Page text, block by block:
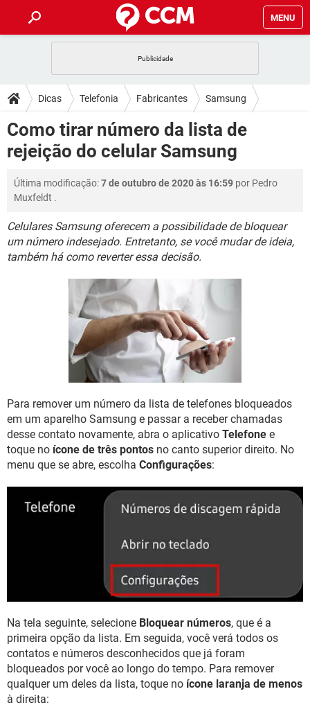
MENU
CELULAR FACEBOOK
OUTLOOK EXCEL
INSTAGRAM GMAIL
DICAS
JOGOS WHATSAPP
CELULAR FACEBOOK
OUTLOOK
INSTAGRAM GMAIL
DOWNLOADS
JOGOS WHATSAPP
OUTLOOK
INSTAGRAM GMAIL
GUIA DE COMPRAS
FÓRUM
JOGOS WHATSAPP
OUTLOOK EXCEL
INSTAGRAM GMAIL
GUIA DE COMPRAS
GLOSSÁRIO
JOGOS WHATSAPP
CELULAR FACEBOOK
GUIA DE COMPRAS
Dicas Telefonia Fabricantes Samsung
Como tirar número da lista de
rejeição do celular Samsung
Última modificação:7 de outubro de 2020 às 16:59 por Pedro
Muxfeldt .
Celulares Samsung oferecem a possibilidade de bloquear
um número indesejado. Entretanto, se você mudar de ideia,
também há como reverter essa decisão.
Para remover um número da lista de telefones bloqueados
em um aparelho Samsung e passar a receber chamadas
desse contato novamente, abra o aplicativo Telefone e
toque no ícone de três pontos no canto superior direito. No
menu que se abre, escolha Configurações:
Na tela seguinte, selecione Bloquear números, que é a
primeira opção da lista. Em seguida, você verá todos os
contatos e números desconhecidos que já foram
bloqueados por você ao longo do tempo. Para remover
qualquer um deles da lista, toque no ícone laranja de menos
à direita: